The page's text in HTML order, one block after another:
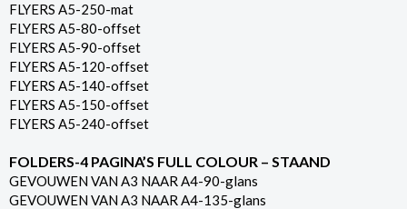
FLYERS A5-250-mat
FLYERS A5-80-offset
FLYERS A5-90-offset
FLYERS A5-120-offset
FLYERS A5-140-offset
FLYERS A5-150-offset
FLYERS A5-240-offset
FOLDERS-4 PAGINA’S FULL COLOUR – STAAND
GEVOUWEN VAN A3 NAAR A4-90-glans
GEVOUWEN VAN A3 NAAR A4-135-glans